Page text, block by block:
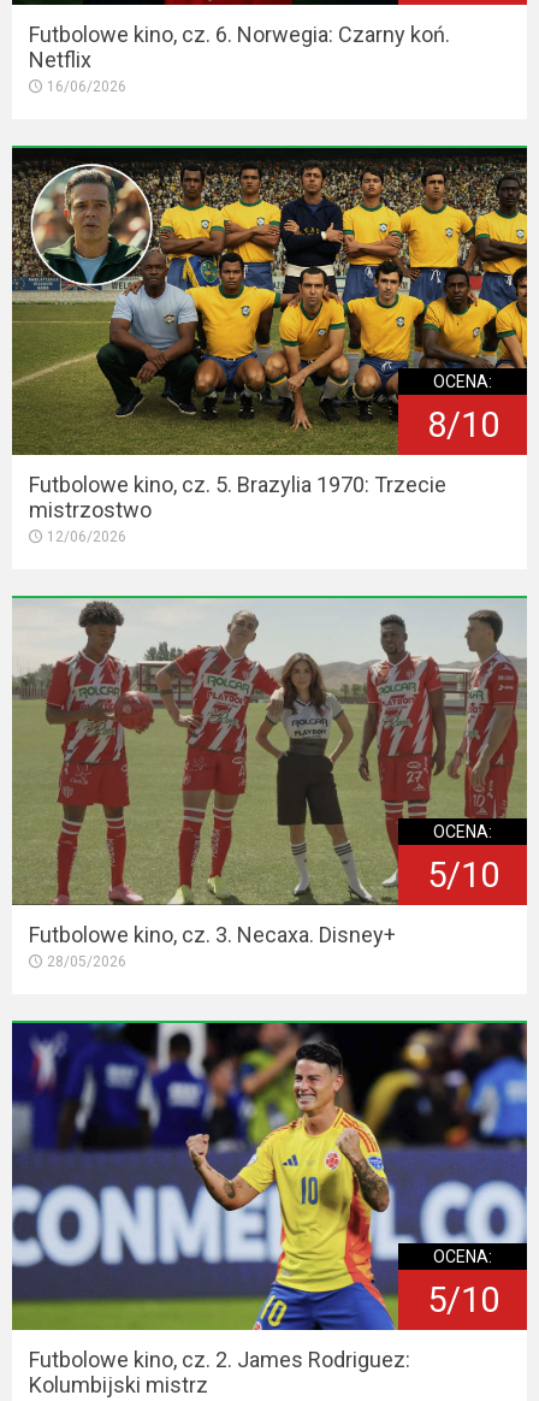
Futbolowe kino, cz. 6. Norwegia: Czarny koń.
Netflix
16/06/2026
OCENA:
8/10
Futbolowe kino, cz. 5. Brazylia 1970: Trzecie
mistrzostwo
12/06/2026
OCENA:
5/10
Futbolowe kino, cz. 3. Necaxa. Disney+
28/05/2026
OCENA:
5/10
Futbolowe kino, cz. 2. James Rodriguez:
Kolumbijski mistrz